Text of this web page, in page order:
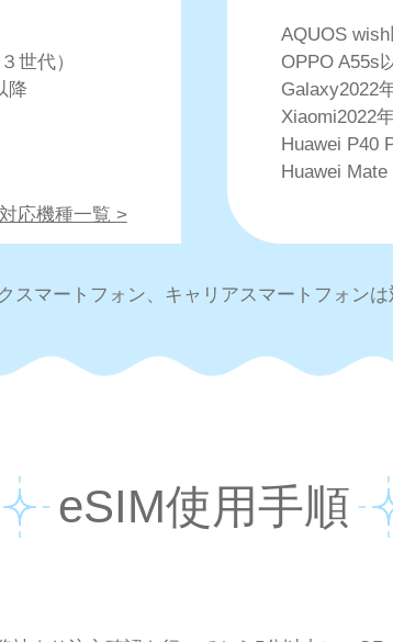
世代）
降
応機種一覧 >
AQUOS
OPPO A55s
Galaxy2022
Xiaomi2022
Huawei P40
Huawei Mate
スマートフォン、キャリアスマートフォンは
eSIM使用手順